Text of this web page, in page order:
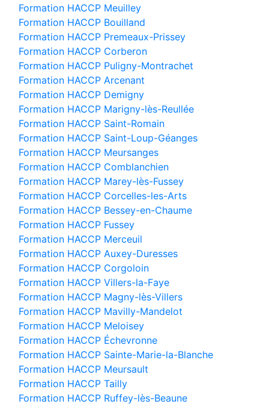
Formation HACCP Meuilley
Formation HACCP Bouilland
Formation HACCP Premeaux-Prissey
Formation HACCP Corberon
Formation HACCP Puligny-Montrachet
Formation HACCP Arcenant
Formation HACCP Demigny
Formation HACCP Marigny-lès-Reullée
Formation HACCP Saint-Romain
Formation HACCP Saint-Loup-Géanges
Formation HACCP Meursanges
Formation HACCP Comblanchien
Formation HACCP Marey-lès-Fussey
Formation HACCP Corcelles-les-Arts
Formation HACCP Bessey-en-Chaume
Formation HACCP Fussey
Formation HACCP Merceuil
Formation HACCP Auxey-Duresses
Formation HACCP Corgoloin
Formation HACCP Villers-la-Faye
Formation HACCP Magny-lès-Villers
Formation HACCP Mavilly-Mandelot
Formation HACCP Meloisey
Formation HACCP Échevronne
Formation HACCP Sainte-Marie-la-Blanche
Formation HACCP Meursault
Formation HACCP Tailly
Formation HACCP Ruffey-lès-Beaune